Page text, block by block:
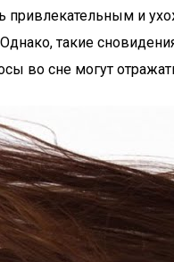
привлекательным и
такие
во сне могут